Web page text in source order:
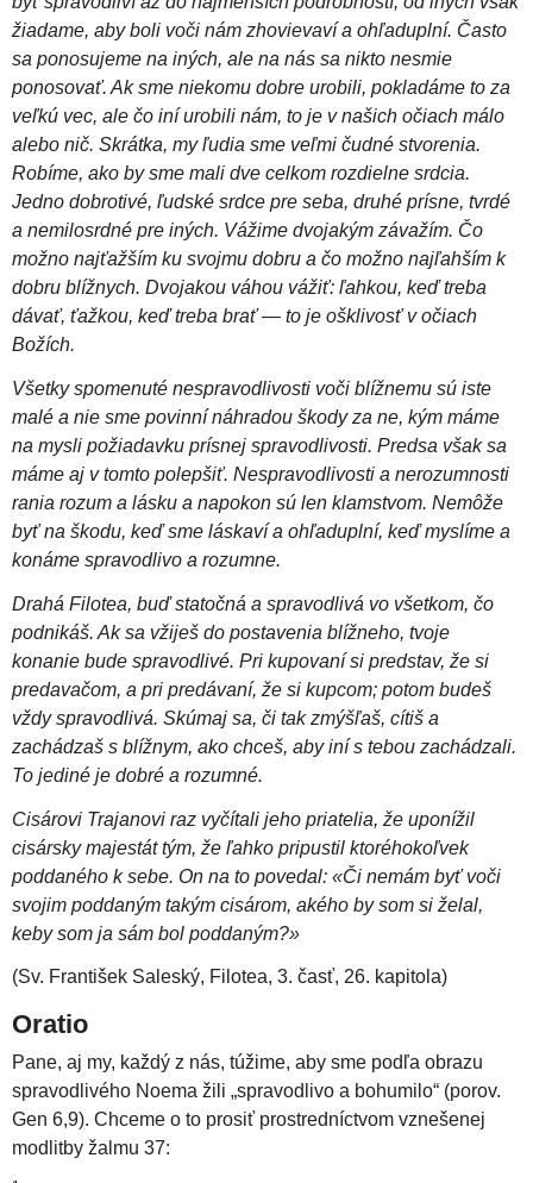
žiadame, aby boli voči nám zhovievaví a ohľaduplní. Často
sa ponosujeme na iných, ale na nás sa nikto nesmie
ponosovať. Ak sme niekomu dobre urobili, pokladáme to za
veľkú vec, ale čo iní urobili nám, to je v našich očiach málo
alebo nič. Skrátka, my ľudia sme veľmi čudné stvorenia.
Robíme, ako by sme mali dve celkom rozdielne srdcia.
Jedno dobrotivé, ľudské srdce pre seba, druhé prísne, tvrdé
a nemilosrdné pre iných. Vážime dvojakým závažím. Čo
možno najťažším ku svojmu dobru a čo možno najľahším k
dobru blížnych. Dvojakou váhou vážiť: ľahkou, keď treba
dávať, ťažkou, keď treba brať — to je ošklivosť v očiach
Božích.
Všetky spomenuté nespravodlivosti voči blížnemu sú iste
malé a nie sme povinní náhradou škody za ne, kým máme
na mysli požiadavku prísnej spravodlivosti. Predsa však sa
máme aj v tomto polepšiť. Nespravodlivosti a nerozumnosti
rania rozum a lásku a napokon sú len klamstvom. Nemôže
byť na škodu, keď sme láskaví a ohľaduplní, keď myslíme a
konáme spravodlivo a rozumne.
Drahá Filotea, buď statočná a spravodlivá vo všetkom, čo
podnikáš. Ak sa vžiješ do postavenia blížneho, tvoje
konanie bude spravodlivé. Pri kupovaní si predstav, že si
predavačom, a pri predávaní, že si kupcom; potom budeš
vždy spravodlivá. Skúmaj sa, či tak zmýšľaš, cítiš a
zachádzaš s blížnym, ako chceš, aby iní s tebou zachádzali.
To jediné je dobré a rozumné.
Cisárovi Trajanovi raz vyčítali jeho priatelia, že uponížil
cisársky majestát tým, že ľahko pripustil ktoréhokoľvek
poddaného k sebe. On na to povedal: «Či nemám byť voči
svojim poddaným takým cisárom, akého by som si želal,
keby som ja sám bol poddaným?»
(Sv. František Saleský, Filotea, 3. časť, 26. kapitola)
Oratio
Pane, aj my, každý z nás, túžime, aby sme podľa obrazu
spravodlivého Noema žili „spravodlivo a bohumilo“ (porov.
Gen 6,9). Chceme o to prosiť prostredníctvom vznešenej
modlitby žalmu 37: